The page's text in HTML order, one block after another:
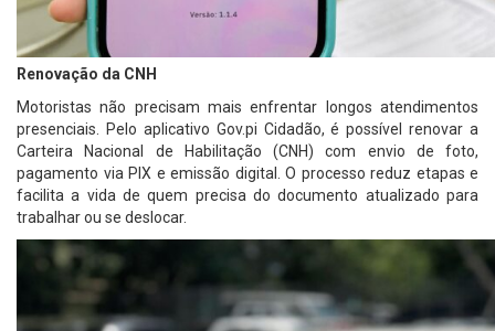
Renovação da CNH
Motoristas não precisam mais enfrentar longos atendimentos
presenciais. Pelo aplicativo Gov.pi Cidadão, é possível renovar a
Carteira Nacional de Habilitação (CNH) com envio de foto,
pagamento via PIX e emissão digital. O processo reduz etapas e
facilita a vida de quem precisa do documento atualizado para
trabalhar ou se deslocar.